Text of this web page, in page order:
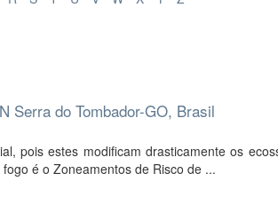
Serra do Tombador-GO, Brasil
pois estes modificam drasticamente os
é o Zoneamentos de Risco de ...